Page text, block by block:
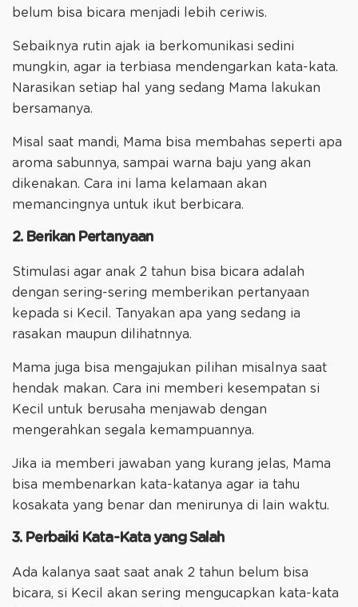
belum bisa bicara menjadi lebih ceriwis.
Sebaiknya rutin ajak ia berkomunikasi sedini
mungkin, agar ia terbiasa mendengarkan kata-kata.
Narasikan setiap hal yang sedang Mama lakukan
bersamanya.
Misal saat mandi, Mama bisa membahas seperti apa
aroma sabunnya, sampai warna baju yang akan
dikenakan. Cara ini lama kelamaan akan
memancingnya untuk ikut berbicara.
2. Berikan Pertanyaan
Stimulasi agar anak 2 tahun bisa bicara adalah
dengan sering-sering memberikan pertanyaan
kepada si Kecil. Tanyakan apa yang sedang ia
rasakan maupun dilihatnnya.
Mama juga bisa mengajukan pilihan misalnya saat
hendak makan. Cara ini memberi kesempatan si
Kecil untuk berusaha menjawab dengan
mengerahkan segala kemampuannya.
Jika ia memberi jawaban yang kurang jelas, Mama
bisa membenarkan kata-katanya agar ia tahu
kosakata yang benar dan menirunya di lain waktu.
3. Perbaiki Kata-Kata yang Salah
Ada kalanya saat saat anak 2 tahun belum bisa
bicara, si Kecil akan sering mengucapkan kata-kata